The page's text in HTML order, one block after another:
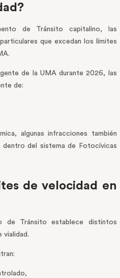
de Tránsito capitalino, las
que excedan los límites
de la UMA durante 2026, las
de:
algunas infracciones también
dentro del sistema de Fotocívicas
de velocidad en
de Tránsito establece distintos
vialidad.